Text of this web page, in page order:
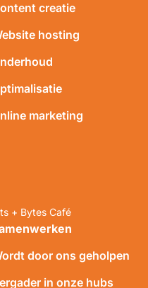
creatie
hosting
marketing
+ Bytes Café
door ons geholpen
in onze hubs